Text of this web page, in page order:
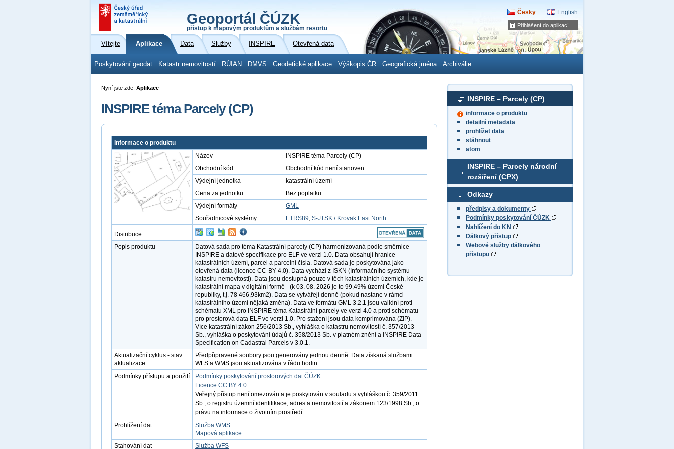
Přihlášení do aplikací
Geoportál ČÚZK
přístup k mapovým produktům a službám resortu
Česky English
Vítejte Aplikace Data Služby INSPIRE Otevřená data
Poskytování geodat Katastr nemovitostí RÚIAN DMVS Geodetické aplikace Výškopis ČR Geografická jména Archiválie
INSPIRE – Parcely (CP)
informace o produktu
detailní metadata
prohlížet data
stáhnout
atom
INSPIRE – Parcely národní
rozšíření (CPX)
Odkazy
předpisy a dokumenty
Podmínky poskytování ČÚZK
Nahlížení do KN
Dálkový přístup
Webové služby dálkového
přístupu
Nyní jste zde: Aplikace
INSPIRE téma Parcely (CP)
Informace o produktu
Název
INSPIRE téma Parcely (CP)
Obchodní kód
Obchodní kód není stanoven
Výdejní jednotka
katastrální území
Cena za jednotku
Bez poplatků
Výdejní formáty
GML
Souřadnicové systémy
ETRS89, S-JTSK / Krovak East North
Distribuce
Popis produktu
Datová sada pro téma Katastrální parcely (CP) harmonizovaná podle směrnice
INSPIRE a datové specifikace pro ELF ve verzi 1.0. Data obsahují hranice
katastrálních území, parcel a parcelní čísla. Datová sada je poskytována jako
otevřená data (licence CC-BY 4.0). Data vychází z ISKN (Informačního systému
katastru nemovitostí). Data jsou dostupná pouze v těch katastrálních územích, kde je
katastrální mapa v digitální formě - (k 03. 08. 2026 je to 99,49% území České
republiky, t.j. 78 466,93km2). Data se vytvářejí denně (pokud nastane v rámci
katastrálního území nějaká změna). Data ve formátu GML 3.2.1 jsou validní proti
schématu XML pro INSPIRE téma Katastrální parcely ve verzi 4.0 a proti schématu
pro prostorová data ELF ve verzi 1.0. Pro stažení jsou data komprimována (ZIP).
Více katastrální zákon 256/2013 Sb., vyhláška o katastru nemovitostí č. 357/2013
Sb., vyhláška o poskytování údajů č. 358/2013 Sb. v platném znění a INSPIRE Data
Specification on Cadastral Parcels v 3.0.1.
Aktualizační cyklus - stav
aktualizace
Předpřipravené soubory jsou generovány jednou denně. Data získaná službami
WFS a WMS jsou aktualizována v řádu hodin.
Podmínky přístupu a použití
Podmínky poskytování prostorových dat ČÚZK
Licence CC BY 4.0
Veřejný přístup není omezován a je poskytován v souladu s vyhláškou č. 359/2011
Sb., o registru územní identifikace, adres a nemovitostí a zákonem 123/1998 Sb., o
právu na informace o životním prostředí.
Prohlížení dat
Služba WMS
Mapová aplikace
Stahování dat
Služba WFS